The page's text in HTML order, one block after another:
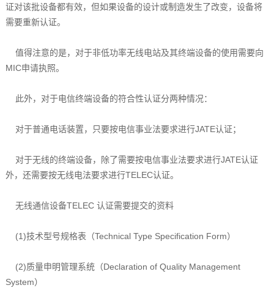
证对该批设备都有效，但如果设备的设计或制造发生了改变，设备将
需要重新认证。
值得注意的是，对于非低功率无线电站及其终端设备的使用需要向
MIC申请执照。
此外，对于电信终端设备的符合性认证分两种情况：
对于普通电话装置，只要按电信事业法要求进行JATE认证；
对于无线的终端设备，除了需要按电信事业法要求进行JATE认证
外，还需要按无线电法要求进行TELEC认证。
无线通信设备TELEC 认证需要提交的资料
(1)技术型号规格表（Technical Type Specification Form）
(2)质量申明管理系统（Declaration of Quality Management
System）